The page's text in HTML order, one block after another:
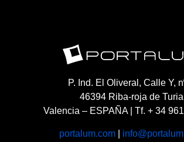
P. Ind. El Oliveral, Calle Y,
46394 Riba-roja de Turia
Valencia – ESPAÑA | Tf. + 34
portalum.com